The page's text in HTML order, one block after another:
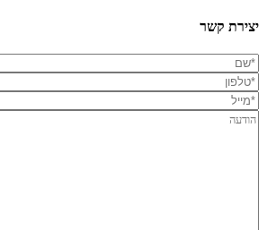
יצירת קשר